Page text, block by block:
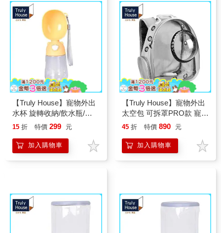
【Truly House】寵物外出
水杯 旋轉收納/飲水瓶/餵
水器/遛狗/隨行杯
15 折 特價 299 元
加入購物車
【Truly House】寵物外出
太空包 可拆罩PRO款 寵物
外出包 太空艙寵物背包 貓
包 貓籠 後背包
45 折 特價 890 元
加入購物車